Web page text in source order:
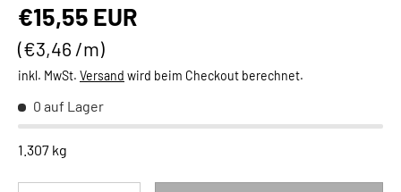
Normaler Preis
€15,55 EUR
Grundpreis
€3,46 /m
inkl. MwSt. Versand wird beim Checkout berechnet.
0 auf Lager
1.307 kg